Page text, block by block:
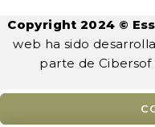
Copyright 2024 ©
web ha sido
parte de Cibersof